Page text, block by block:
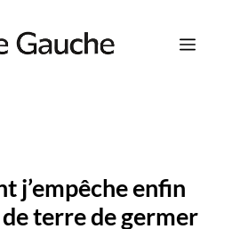
Menu
j’empêche enfin
terre de germer